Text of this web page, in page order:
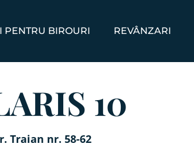
PENTRU BIROURI REVÂNZARI
10
Traian nr. 58-62